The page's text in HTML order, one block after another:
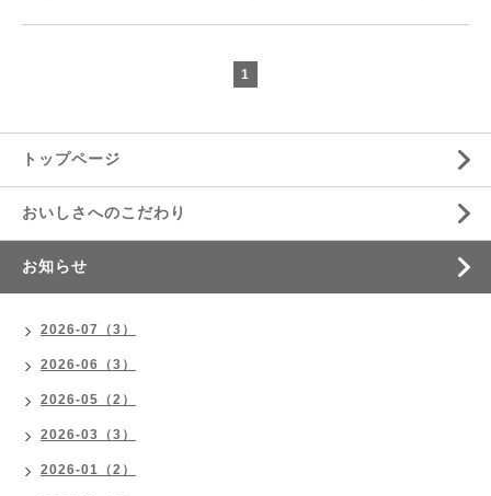
1
トップページ
おいしさへのこだわり
お知らせ
2026-07（3）
2026-06（3）
2026-05（2）
2026-03（3）
2026-01（2）